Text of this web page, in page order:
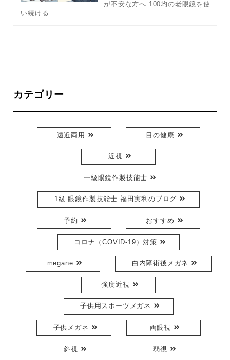
が不安な方へ 100均の老眼鏡を使
い続ける…
カテゴリー
遠近両用 目の健康
近視
一級眼鏡作製技能士
1級 眼鏡作製技能士 福田実利のブログ
予約 おすすめ
コロナ（COVID-19）対策
megane 白内障術後メガネ
強度近視
子供用スポーツメガネ
子供メガネ 両眼視
斜視 弱視